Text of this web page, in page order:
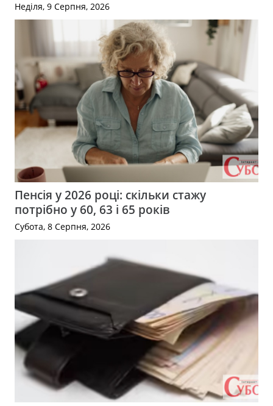
Неділя, 9 Серпня, 2026
Пенсія у 2026 році: скільки стажу
потрібно у 60, 63 і 65 років
Субота, 8 Серпня, 2026